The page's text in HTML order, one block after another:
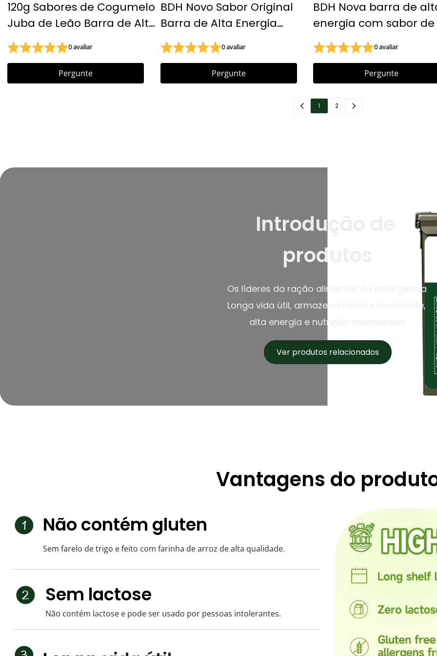
120g Sabores de Cogumelo
Juba de Leão Barra de Alta
Energia ração alimentar de
emergência Barra de
alimentos de sobrevivência
de emergência 20 anos
0 avaliar
Pergunte
BDH Novo Sabor Original
Barra de Alta Energia
Biscoitos de longa vida útil
Biscoitos de alto teor
0 avaliar
Pergunte
BDH Nova barra de
energia com sabor
Rações de ajuda
humanitária Biscoitos
ajuda humanitária
0 avaliar
Pergunte
1 2
Introdução de
produtos
Os líderes da ração alimentar de emergência
Longa vida útil, armazenamento conveniente,
alta energia e nutrição balanceada.
Ver produtos relacionados
Vantagens do
Não contém gluten
Sem farelo de trigo e feito com farinha de arroz de alta qualidade.
Sem lactose
Não contém lactose e pode ser usado por pessoas intolerantes.